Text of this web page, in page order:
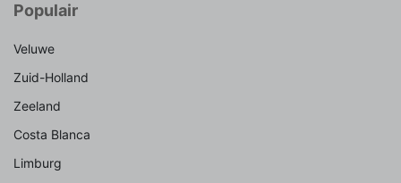
Populair
Veluwe
Zuid-Holland
Zeeland
Costa Blanca
Limburg